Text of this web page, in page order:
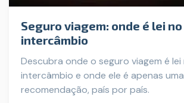
Seguro viagem: onde é lei no
intercâmbio
Descubra onde o seguro viagem é lei
intercâmbio e onde ele é apenas uma
recomendação, país por país.